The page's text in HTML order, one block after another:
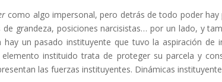
como algo impersonal, pero detrás de todo poder
de grandeza, posiciones narcisistas… por un lado, y
hay un pasado instituyente que tuvo la aspiración
instituido trata de proteger su parcela y
las fuerzas instituyentes. Dinámicas